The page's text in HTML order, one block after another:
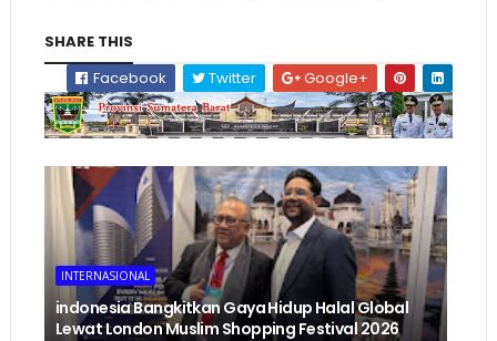
SHARE THIS
Facebook
Twitter Google+
INTERNASIONAL
indonesia Bangkitkan Gaya Hidup Halal Global
Lewat London Muslim Shopping Festival 2026